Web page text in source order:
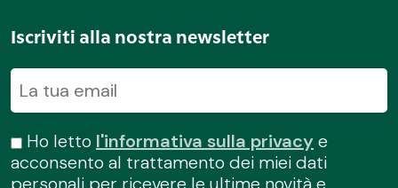
Iscriviti alla nostra newsletter
Ho letto l'informativa sulla privacye
acconsento al trattamento dei miei dati